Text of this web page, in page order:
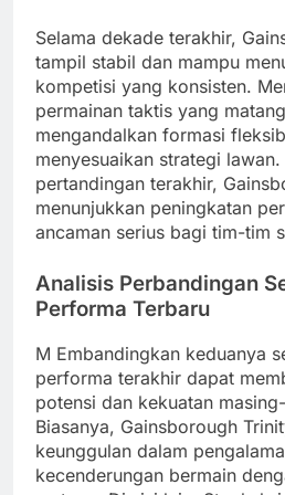
Selama dekade terakhir,
tampil stabil dan mampu
kompetisi yang konsisten.
permainan taktis yang
mengandalkan formasi
menyesuaikan strategi
pertandingan terakhir,
menunjukkan peningkatan
ancaman serius bagi tim-tim
Analisis Perbandingan
Performa Terbaru
M Embandingkan keduanya
performa terakhir dapat
potensi dan kekuatan
Biasanya, Gainsborough
keunggulan dalam
kecenderungan bermain